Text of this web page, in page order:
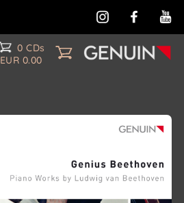
0 CDs
EUR 0.00